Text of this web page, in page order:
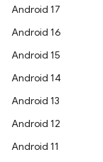
Android 17
Android 16
Android 15
Android 14
Android 13
Android 12
Android 11